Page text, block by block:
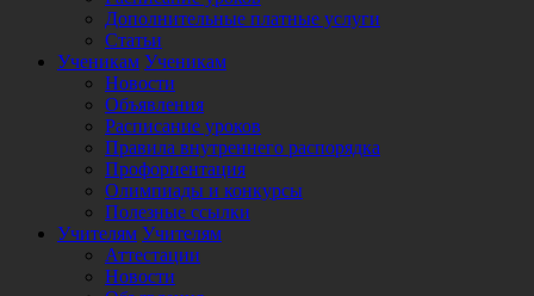
Дополнительные платные услуги
Статьи
Ученикам Ученикам
Новости
Объявления
Расписание уроков
Правила внутреннего распорядка
Профориентация
Олимпиады и конкурсы
Полезные ссылки
Учителям Учителям
Аттестации
Новости